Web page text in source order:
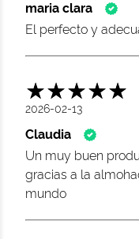
maria clara
El perfecto y
2026-02-13
Claudia
Un muy buen
gracias a la
mundo